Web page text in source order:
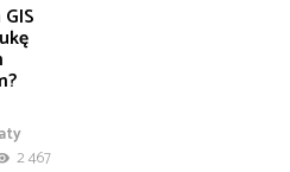
2 467